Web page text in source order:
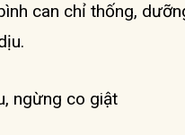
can chỉ thống,
ngừng co giật